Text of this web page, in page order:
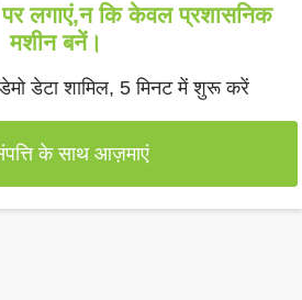
पर लगाएं,न कि केवल प्रशासनिक
मशीन बनें।
डेटा शामिल, 5 मिनट में शुरू करें
के साथ आज़माएं